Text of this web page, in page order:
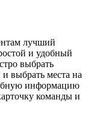
лучший
и удобный
выбрать
выбрать места на
информацию
команды и